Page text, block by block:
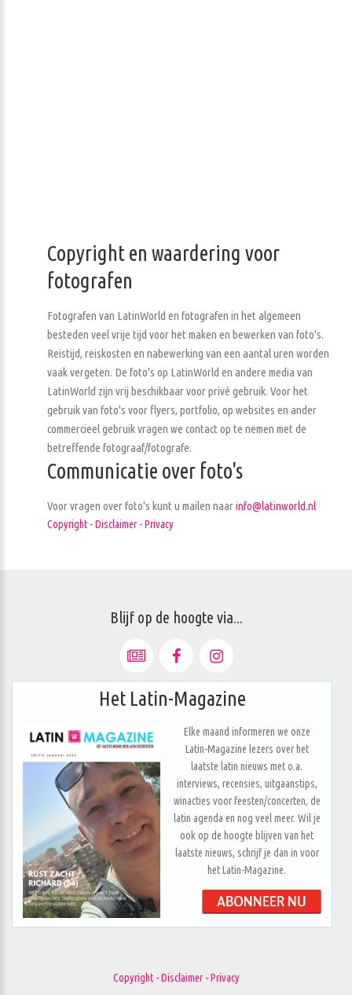
Copyright en waardering voor
fotografen
Fotografen van LatinWorld en fotografen in het algemeen
besteden veel vrije tijd voor het maken en bewerken van foto's.
Reistijd, reiskosten en nabewerking van een aantal uren worden
vaak vergeten. De foto's op LatinWorld en andere media van
LatinWorld zijn vrij beschikbaar voor privé gebruik. Voor het
gebruik van foto's voor flyers, portfolio, op websites en ander
commercieel gebruik vragen we contact op te nemen met de
betreffende fotograaf/fotografe.
Communicatie over foto's
Voor vragen over foto's kunt u mailen naarinfo@latinworld.nl
Copyright - Disclaimer - Privacy
Blijf op de hoogte via...
Het Latin-Magazine
Elke maand informeren we onze
Latin-Magazine lezers over het
laatste latin nieuws met o.a.
interviews, recensies, uitgaanstips,
winacties voor feesten/concerten, de
latin agenda en nog veel meer. Wil je
ook op de hoogte blijven van het
laatste nieuws, schrijf je dan in voor
het Latin-Magazine.
Copyright - Disclaimer - Privacy